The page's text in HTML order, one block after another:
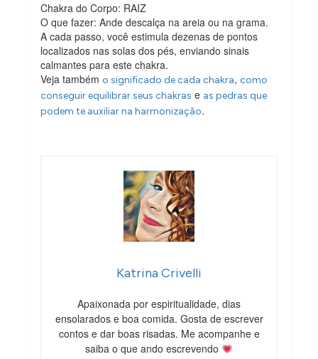
Chakra do Corpo: RAIZ
O que fazer: Ande descalça na areia ou na grama.
A cada passo, você estimula dezenas de pontos
localizados nas solas dos pés, enviando sinais
calmantes para este chakra.
Veja tambémo significado de cada chakra,como
conseguir equilibrar seus chakras e as pedras que
podem te auxiliar na harmonização.
Katrina Crivelli
Apaixonada por espiritualidade, dias
ensolarados e boa comida. Gosta de escrever
contos e dar boas risadas. Me acompanhe e
saiba o que ando escrevendo